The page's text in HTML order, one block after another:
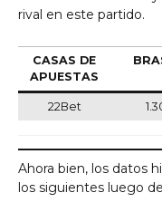
rival en este partido.
CASAS DE
APUESTAS
22Bet
Ahora bien, los datos
los siguientes luego de